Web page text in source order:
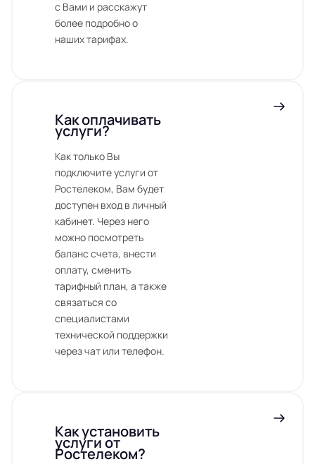
с Вами и расскажут
более подробно о
наших тарифах.
Как оплачивать
услуги?
Как только Вы
подключите услуги от
Ростелеком, Вам будет
доступен вход в личный
кабинет. Через него
можно посмотреть
баланс счета, внести
оплату, сменить
тарифный план, а также
связаться со
специалистами
технической поддержки
через чат или телефон.
Как установить
услуги от
Ростелеком?